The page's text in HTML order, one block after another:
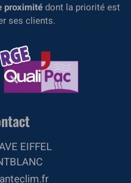
proximitédont la priorité est
ses clients.
EIFFEL